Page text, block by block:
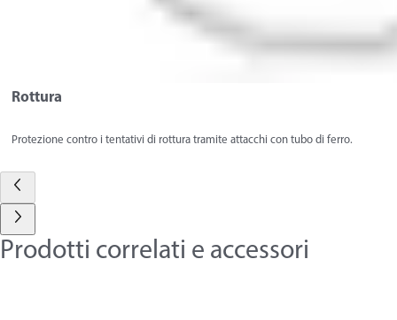
Rottura
Protezione contro i tentativi di rottura tramite attacchi con tubo di ferro.
Prodotti correlati e accessori